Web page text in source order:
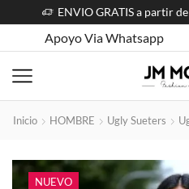
ENVIO GRATIS a partir
Apoyo Via Whatsapp
Inicio HOMBRE Ugly Sueters
NUEVO